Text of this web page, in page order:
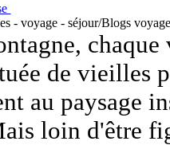
- voyage - séjour/Blogs
de vieilles
au paysage
loin d'être